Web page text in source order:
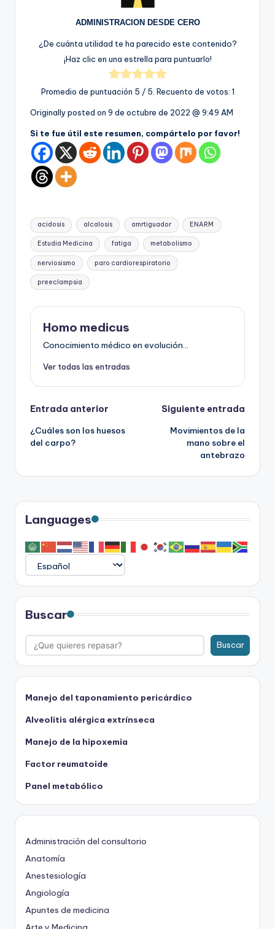
ADMINISTRACION DESDE CERO
¿De cuánta utilidad te ha parecido este contenido?
¡Haz clic en una estrella para puntuarlo!
Promedio de puntuación 5 / 5. Recuento de votos: 1
Originally posted on 9 de octubre de 2022 @ 9:49 AM
Si te fue útil este resumen, compártelo por favor!
Etiquetas:
acidosis alcalosis amrtiguador ENARM
Estudia Medicina fatiga metabolismo
nerviosismo paro cardiorespiratorio
preeclampsia
Homo medicus
Conocimiento médico en evolución...
Ver todas las entradas
Navegación
de
Entrada anterior
¿Cuáles son los huesos
del carpo?
Siguiente entrada
Movimientos de la
mano sobre el
antebrazo
Languages
Buscar
Buscar
Manejo del taponamiento pericárdico
Alveolitis alérgica extrínseca
Manejo de la hipoxemia
Factor reumatoide
Panel metabólico
Administración del consultorio
Anatomía
Anestesiología
Angiología
Apuntes de medicina